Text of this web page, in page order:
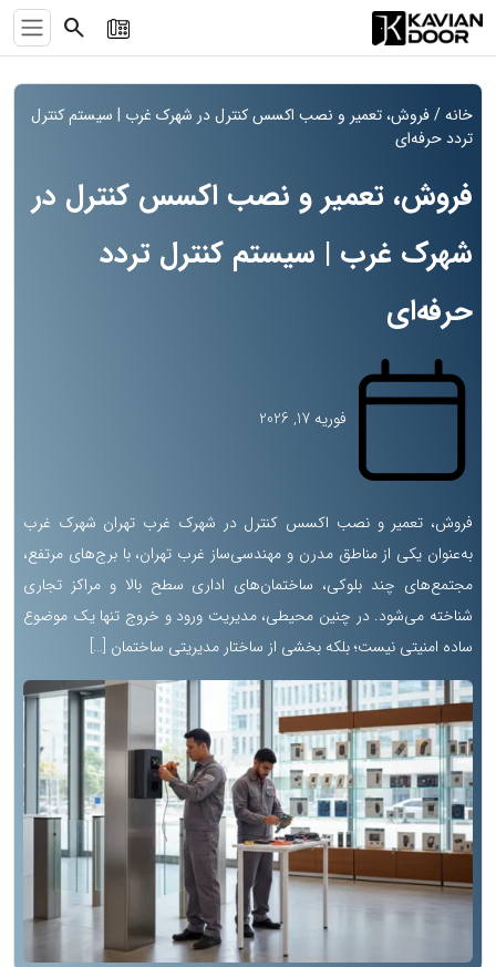
search
خانه/ فروش، تعمیر و نصب اکسس کنترل در شهرک غرب | سیستم کنترل
تردد حرفه‌ای
فروش، تعمیر و نصب اکسس کنترل در
شهرک غرب | سیستم کنترل تردد
حرفه‌ای
فوریه 17, 2026
فروش، تعمیر و نصب اکسس کنترل در شهرک غرب تهران شهرک غرب
به‌عنوان یکی از مناطق مدرن و مهندسی‌ساز غرب تهران، با برج‌های مرتفع،
مجتمع‌های چند بلوکی، ساختمان‌های اداری سطح بالا و مراکز تجاری
شناخته می‌شود. در چنین محیطی، مدیریت ورود و خروج تنها یک موضوع
ساده امنیتی نیست؛ بلکه بخشی از ساختار مدیریتی ساختمان […]